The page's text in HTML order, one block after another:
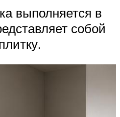
выполняется в
собой